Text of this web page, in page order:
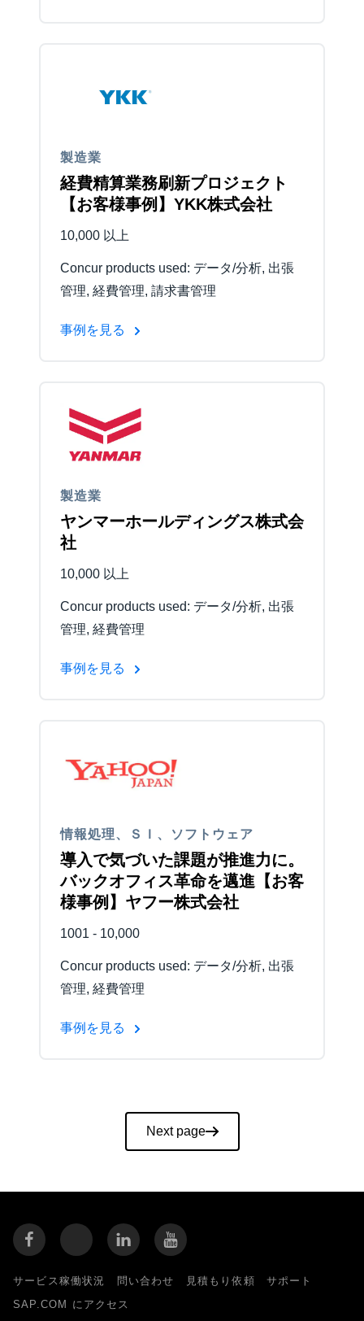
製造業
経費精算業務刷新プロジェクト
【お客様事例】YKK株式会社
10,000 以上
Concur products used: データ/分析, 出張
管理, 経費管理, 請求書管理
事例を見る
製造業
ヤンマーホールディングス株式会
社
10,000 以上
Concur products used: データ/分析, 出張
管理, 経費管理
事例を見る
情報処理、ＳＩ、ソフトウェア
導入で気づいた課題が推進力に。
バックオフィス革命を邁進【お客
様事例】ヤフー株式会社
1001 - 10,000
Concur products used: データ/分析, 出張
管理, 経費管理
事例を見る
Next page
サービス稼働状況 問い合わせ 見積もり依頼
サポート
SAP.COM にアクセス